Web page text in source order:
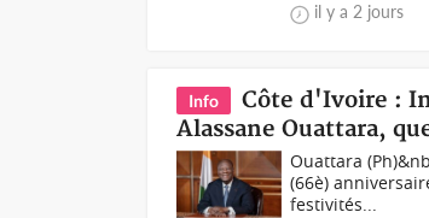
il y a 2 jours
Info
Côte d'Ivoire :
Alassane Ouattara,
Ouattara
(66è)
festivités...